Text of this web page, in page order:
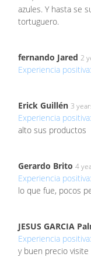
azules. Y hasta se
tortuguero.
fernando Jared 2
Experiencia positiva:
Erick Guillén 3
Experiencia positiva:
alto sus productos
Gerardo Brito 4
Experiencia positiva:
lo que fue, pocos
JESUS GARCIA
Experiencia positiva:
y buen precio